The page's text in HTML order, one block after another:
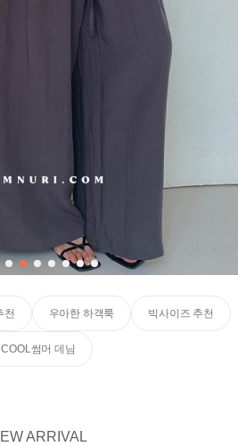
천 우아한 하객룩 빅사이즈 추천
COOL썸머 데님
ARRIVAL